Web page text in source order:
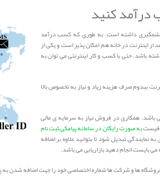
درآمد کنید
داشته است. به طوری که کسب درآمد
اینترنت در خانه هم امکان پذیر است و یکی از
باشد. حتی با کسب و کار اینترنتی می توان به
ببدوم صرف هزینه زیاد و نیاز به تخصوص بالا
همکاری در فروش نیاز به سرمایه ی مالی
به صورت رایگان در سامانه پیامکی ثبت نام
تبدیل شود تا بتوانید علاوه بر اضافه
بایست انجام دهید بازاریابی می باشد.
ها و شرکت ها شماره اختصاصی خود را جهت اضافه شدن به